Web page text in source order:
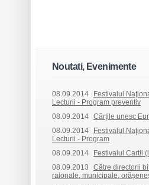
Noutati, Evenimente
08.09.2014
Festivalul
Lecturii - Program preventiv
08.09.2014 Cărțile unesc
08.09.2014
Festivalul
Lecturii - Program
08.09.2014
Festivalul Cartii
08.09.2013
Către directorii
raionale, municipale,